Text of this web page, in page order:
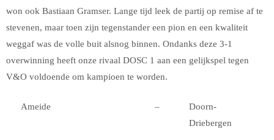
won ook Bastiaan Gramser. Lange tijd leek de partij op remise af te
stevenen, maar toen zijn tegenstander een pion en een kwaliteit
weggaf was de volle buit alsnog binnen. Ondanks deze 3-1
overwinning heeft onze rivaal DOSC 1 aan een gelijkspel tegen
V&O voldoende om kampioen te worden.
Ameide –
Doorn-
Driebergen